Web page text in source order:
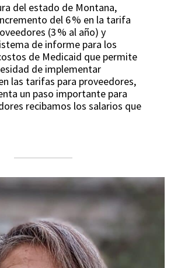
del estado de Montana,
del 6 % en la tarifa
(3 % al año) y
de informe para los
de Medicaid que permite
de implementar
las tarifas para proveedores,
un paso importante para
recibamos los salarios que